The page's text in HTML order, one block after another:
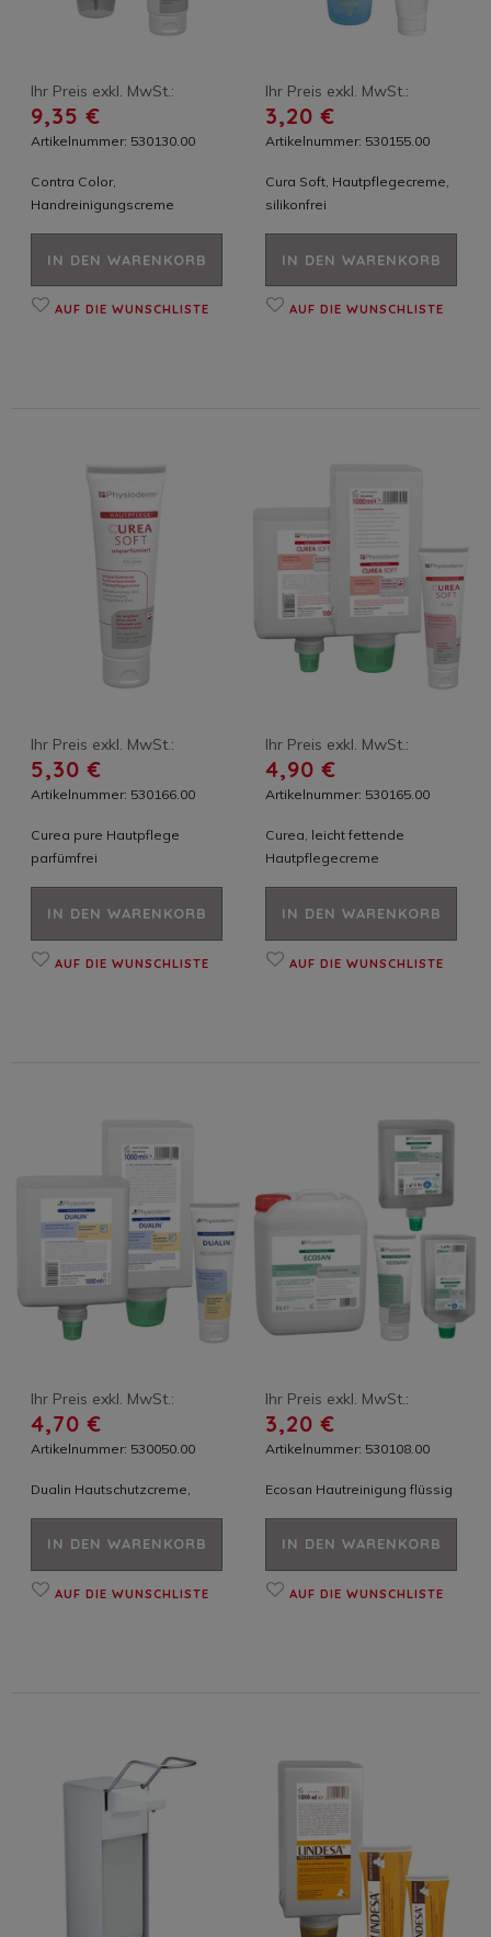
Ihr Preis exkl. MwSt.:
9,35 €
Artikelnummer: 530130.00
Contra Color,
Handreinigungscreme
IN DEN WARENKORB
AUF DIE WUNSCHLISTE
Ihr Preis exkl. MwSt.:
3,20 €
Artikelnummer: 530155.00
Cura Soft, Hautpflegecreme,
silikonfrei
IN DEN WARENKORB
AUF DIE WUNSCHLISTE
Ihr Preis exkl. MwSt.:
5,30 €
Artikelnummer: 530166.00
Curea pure Hautpflege
parfümfrei
IN DEN WARENKORB
AUF DIE WUNSCHLISTE
Ihr Preis exkl. MwSt.:
4,90 €
Artikelnummer: 530165.00
Curea, leicht fettende
Hautpflegecreme
IN DEN WARENKORB
AUF DIE WUNSCHLISTE
Ihr Preis exkl. MwSt.:
4,70 €
Artikelnummer: 530050.00
Dualin Hautschutzcreme,
IN DEN WARENKORB
AUF DIE WUNSCHLISTE
Ihr Preis exkl. MwSt.:
3,20 €
Artikelnummer: 530108.00
Ecosan Hautreinigung flüssig
IN DEN WARENKORB
AUF DIE WUNSCHLISTE